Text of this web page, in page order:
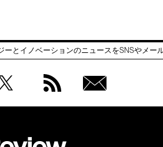
ーとイノベーションのニュースをSNSやメー
会員